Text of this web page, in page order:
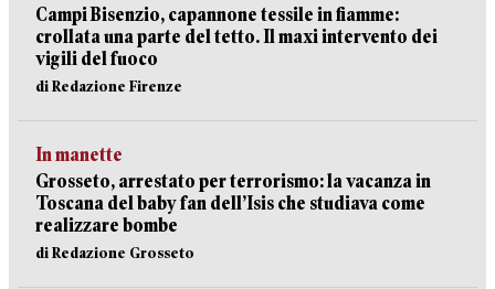
Campi Bisenzio, capannone tessile in fiamme:
crollata una parte del tetto. Il maxi intervento dei
vigili del fuoco
di Redazione Firenze
In manette
Grosseto, arrestato per terrorismo: la vacanza in
Toscana del baby fan dell’Isis che studiava come
realizzare bombe
di Redazione Grosseto